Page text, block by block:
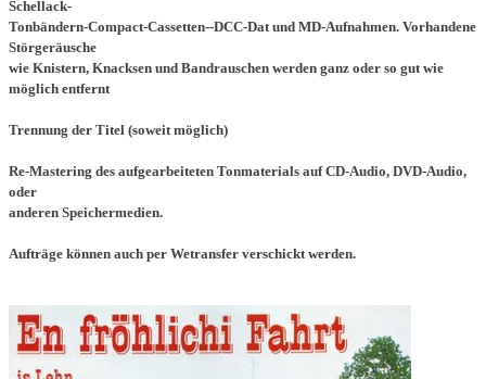
Schellack-
Tonbändern-Compact-Cassetten--DCC-Dat und MD-Aufnahmen. Vorhandene
Störgeräusche
wie Knistern, Knacksen und Bandrauschen werden ganz oder so gut wie
möglich entfernt
Trennung der Titel (soweit möglich)
Re-Mastering des aufgearbeiteten Tonmaterials auf CD-Audio, DVD-Audio,
oder
anderen Speichermedien.
Aufträge können auch per Wetransfer verschickt werden.